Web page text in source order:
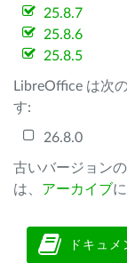
25.8.7
25.8.6
25.8.5
LibreOffice は次
す:
26.8.0
古いバージョン
は、 アーカイブ
ドキュ